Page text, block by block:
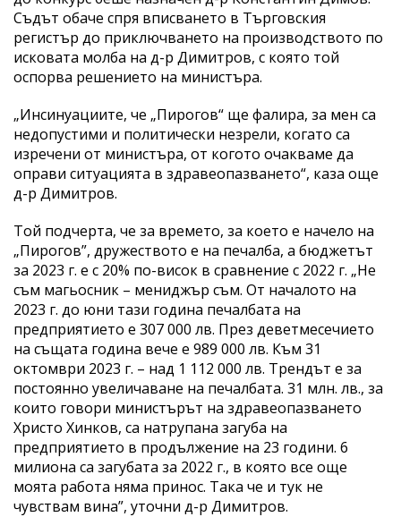
Съдът обаче спря вписването в Търговския
регистър до приключването на производството по
исковата молба на д-р Димитров, с която той
оспорва решението на министъра.
„Инсинуациите, че „Пирогов“ ще фалира, за мен са
недопустими и политически незрели, когато са
изречени от министъра, от когото очакваме да
оправи ситуацията в здравеопазването“, каза още
д-р Димитров.
Той подчерта, че за времето, за което е начело на
„Пирогов”, дружеството е на печалба, а бюджетът
за 2023 г. е с 20% по-висок в сравнение с 2022 г. „Не
съм магьосник – мениджър съм. От началото на
2023 г. до юни тази година печалбата на
предприятието е 307 000 лв. През деветмесечието
на същата година вече е 989 000 лв. Към 31
октомври 2023 г. – над 1 112 000 лв. Трендът е за
постоянно увеличаване на печалбата. 31 млн. лв., за
които говори министърът на здравеопазването
Христо Хинков, са натрупана загуба на
предприятието в продължение на 23 години. 6
милиона са загубата за 2022 г., в която все още
моята работа няма принос. Така че и тук не
чувствам вина”, уточни д-р Димитров.